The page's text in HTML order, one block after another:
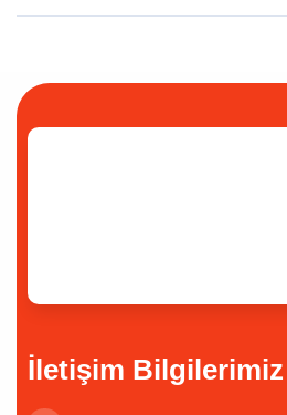
İletişim Bilgilerimiz